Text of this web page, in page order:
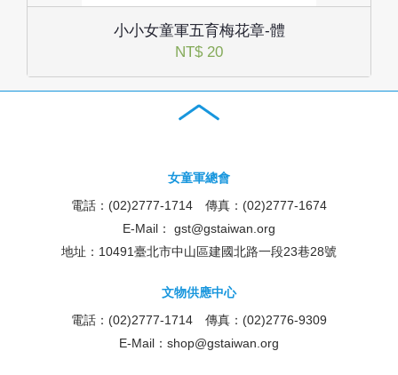
小小女童軍五育梅花章-體
NT$ 20
女童軍總會
電話：(02)2777-1714 傳真：(02)2777-1674
E-Mail： gst@gstaiwan.org
地址：10491臺北市中山區建國北路一段23巷28號
文物供應中心
電話：(02)2777-1714 傳真：(02)2776-9309
E-Mail： shop@gstaiwan.org